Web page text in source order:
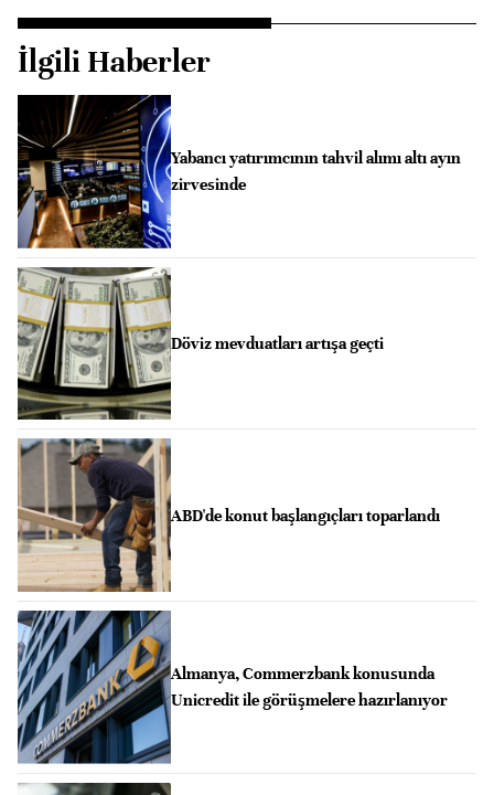
İlgili Haberler
Yabancı yatırımcının tahvil alımı altı ayın
zirvesinde
Döviz mevduatları artışa geçti
ABD'de konut başlangıçları toparlandı
Almanya, Commerzbank konusunda
Unicredit ile görüşmelere hazırlanıyor